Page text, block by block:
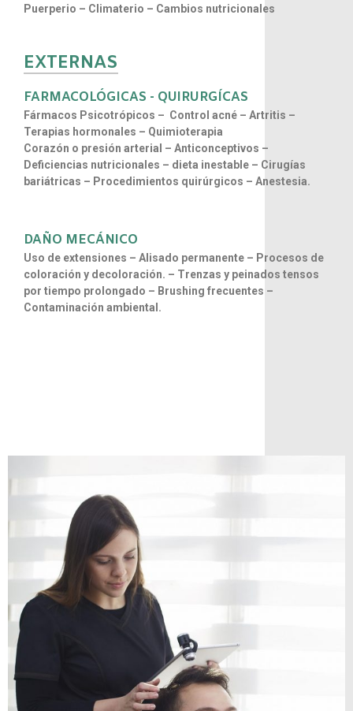
Puerperio – Climaterio – Cambios nutricionales
EXTERNAS
FARMACOLÓGICAS - QUIRURGÍCAS
Fármacos Psicotrópicos – Control acné – Artritis –
Terapias hormonales – Quimioterapia
Corazón o presión arterial – Anticonceptivos –
Deficiencias nutricionales – dieta inestable – Cirugías
bariátricas – Procedimientos quirúrgicos – Anestesia.
DAÑO MECÁNICO
Uso de extensiones – Alisado permanente – Procesos de
coloración y decoloración. – Trenzas y peinados tensos
por tiempo prolongado – Brushing frecuentes –
Contaminación ambiental.